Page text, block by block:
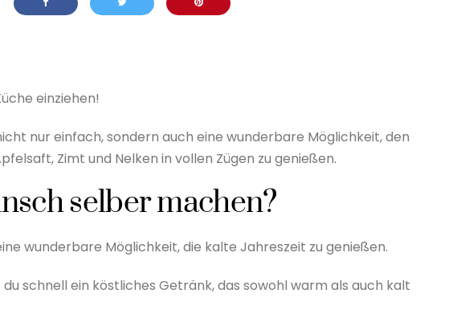
einziehen!
nur einfach, sondern auch eine wunderbare Möglichkeit, den
Zimt und Nelken in vollen Zügen zu genießen.
selber machen?
wunderbare Möglichkeit, die kalte Jahreszeit zu genießen.
schnell ein köstliches Getränk, das sowohl warm als auch kalt